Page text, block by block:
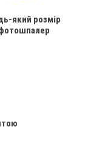
який розмір